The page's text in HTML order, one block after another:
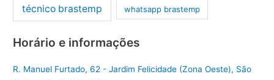
técnico brastemp whatsapp brastemp
Horário e informações
R. Manuel Furtado, 62 - Jardim Felicidade (Zona Oeste), São